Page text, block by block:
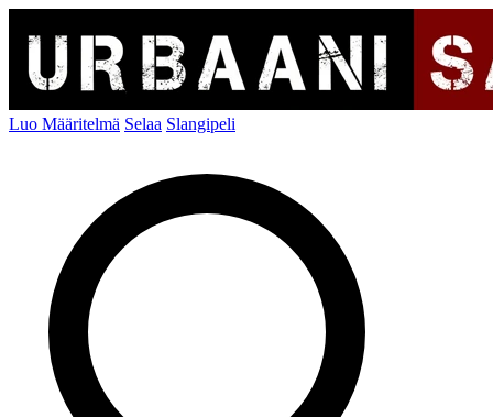
Luo Määritelmä Selaa Slangipeli